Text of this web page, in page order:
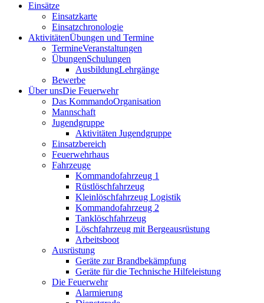
Einsätze
Einsatzkarte
Einsatzchronologie
AktivitätenÜbungen und Termine
TermineVeranstaltungen
ÜbungenSchulungen
AusbildungLehrgänge
Bewerbe
Über unsDie Feuerwehr
Das KommandoOrganisation
Mannschaft
Jugendgruppe
Aktivitäten Jugendgruppe
Einsatzbereich
Feuerwehrhaus
Fahrzeuge
Kommandofahrzeug 1
Rüstlöschfahrzeug
Kleinlöschfahrzeug Logistik
Kommandofahrzeug 2
Tanklöschfahrzeug
Löschfahrzeug mit Bergeausrüstung
Arbeitsboot
Ausrüstung
Geräte zur Brandbekämpfung
Geräte für die Technische Hilfeleistung
Die Feuerwehr
Alarmierung